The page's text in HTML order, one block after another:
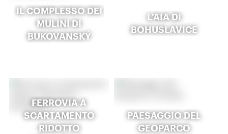
IL COMPLESSO DEI
MULINI DI
BUKOVANSKÝ
L'AIA DI
BOHUSLAVICE
FERROVIA A
SCARTAMENTO
RIDOTTO
PAESAGGIO DEL
GEOPARCO